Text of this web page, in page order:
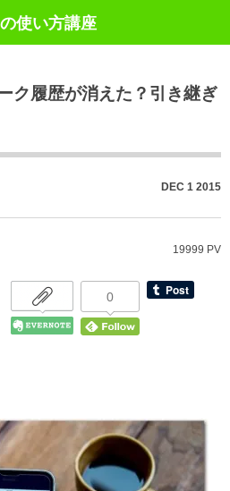
使い方講座
ク履歴が消えた？引き継ぎ
DEC 1 2015
19999 PV
0